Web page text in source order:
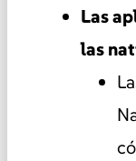
Las
las